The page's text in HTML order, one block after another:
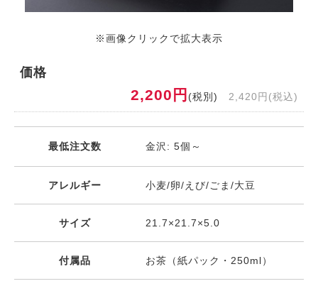
※画像クリックで拡大表示
価格
2,200円 (税別) 2,420円(税込)
最低注文数 金沢: 5個～
アレルギー 小麦/卵/えび/ごま/大豆
サイズ 21.7×21.7×5.0
付属品 お茶（紙パック・250ml）